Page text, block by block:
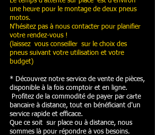
une heure pour le montage de deux pneus
motos.
N'hésitez pas à nous contacter pour planifier
votre rendez-vous !
(laissez vous conseiller sur le choix des
pneus suivant votre utilisation et votre
budget)
​* Découvrez notre service de vente de pièces,
disponible à la fois comptoir et en ligne.
Profitez de la commodité de payer par carte
bancaire à distance, tout en bénéficiant d'un
service rapide et efficace.
Que ce soit sur place ou à distance, nous
sommes là pour répondre à vos besoins.